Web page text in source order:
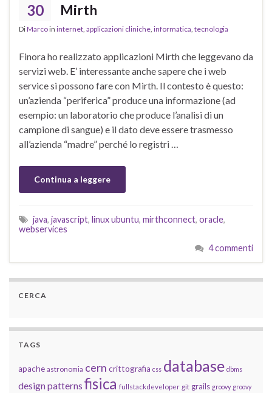
30
Mirth
DiMarcoin internet applicazioni cliniche informatica tecnologia
Finora ho realizzato applicazioni Mirth che leggevano da
servizi web. E’ interessante anche sapere che i web
service si possono fare con Mirth. Il contesto è questo:
un’azienda “periferica” produce una informazione (ad
esempio: un laboratorio che produce l’analisi di un
campione di sangue) e il dato deve essere trasmesso
all’azienda “madre” perché lo registri …
Continua a leggere
java, javascript, linux ubuntu, mirthconnect, oracle,
webservices
4 commenti
CERCA
TAGS
apache astronomia cern crittografia css database dbms
design patterns fisica fullstackdeveloper git grails groovy groovy